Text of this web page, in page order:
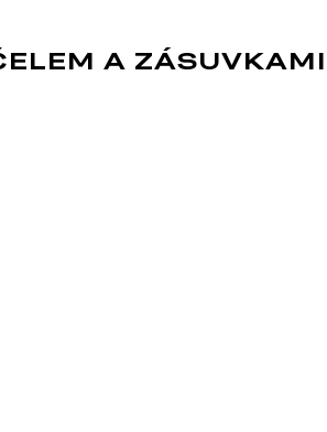
A